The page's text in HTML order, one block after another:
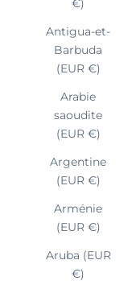
Antigua-et-
Barbuda
(EUR €)
Arabie
saoudite
(EUR €)
Argentine
(EUR €)
Arménie
(EUR €)
Aruba (EUR
€)